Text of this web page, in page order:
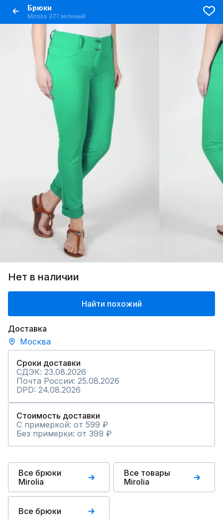
Брюки
Mirolia 371 зеленый
Нет в наличии
Найти похожий
Доставка
Москва
Сроки доставки
СДЭК: 23.08.2026
Почта России: 25.08.2026
DPD: 24.08.2026
Стоимость доставки
С примеркой: от 599 ₽
Без примерки: от 399 ₽
Все брюки
Mirolia
Все товары
Mirolia
Все брюки